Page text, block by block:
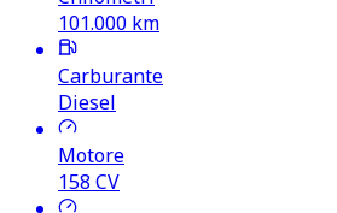
101.000 km
Carburante
Diesel
Motore
158 CV